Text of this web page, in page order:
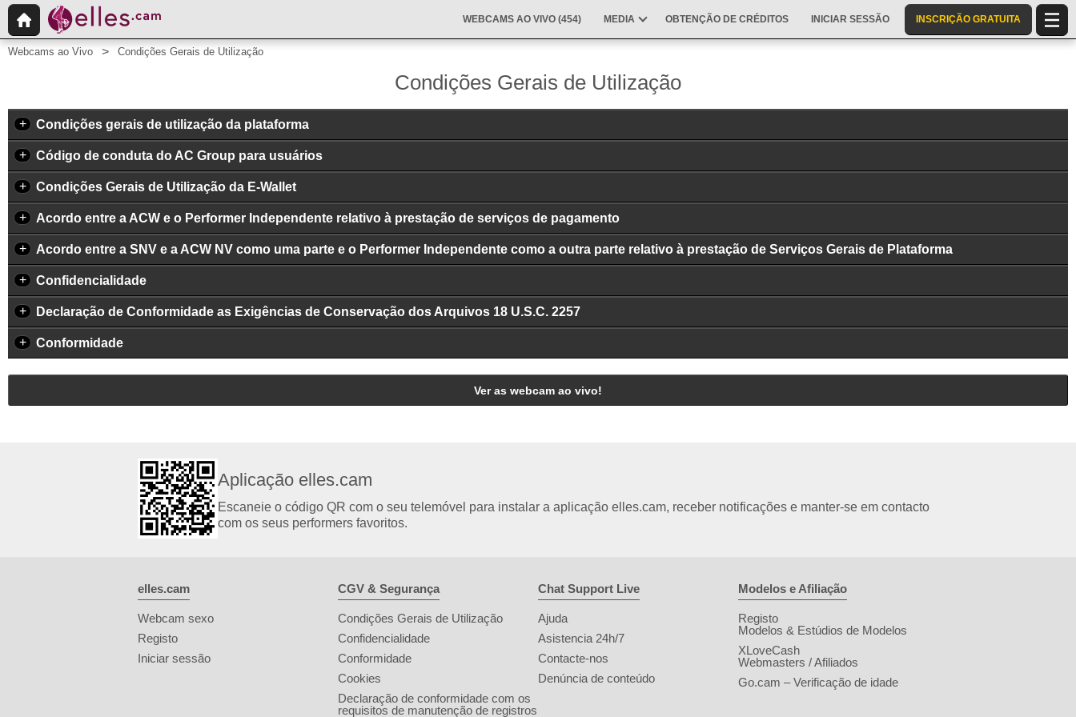
WEBCAMS AO VIVO (454) MEDIA OBTENÇÃO DE CRÉDITOS INICIAR SESSÃO INSCRIÇÃO GRATUITA
Webcams ao Vivo Condições Gerais de Utilização
Condições Gerais de Utilização
+ Condições gerais de utilização da plataforma
+ Código de conduta do AC Group para usuários
+ Condições Gerais de Utilização da E-Wallet
+ Acordo entre a ACW e o Performer Independente relativo à prestação de serviços de pagamento
+ Acordo entre a SNV e a ACW NV como uma parte e o Performer Independente como a outra parte relativo à prestação de Serviços Gerais de Plataforma
+ Confidencialidade
+ Declaração de Conformidade as Exigências de Conservação dos Arquivos 18 U.S.C. 2257
+ Conformidade
Ver as webcam ao vivo!
Aplicação elles.cam
Escaneie o código QR com o seu telemóvel para instalar a aplicação elles.cam, receber notificações e manter-se em contacto
com os seus performers favoritos.
elles.cam
Webcam sexo
Registo
Iniciar sessão
CGV & Segurança
Condições Gerais de Utilização
Confidencialidade
Conformidade
Cookies
Declaração de conformidade com os
requisitos de manutenção de registros
Chat Support Live
Ajuda
Asistencia 24h/7
Contacte-nos
Denúncia de conteúdo
Modelos e Afiliação
Registo
Modelos & Estúdios de Modelos
XLoveCash
Webmasters / Afiliados
Go.cam – Verificação de idade